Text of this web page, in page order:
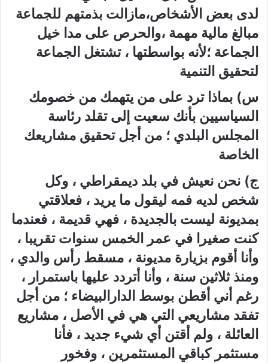
لدى بعض الأشخاص،مازالت بذمتهم للجماعة
مبالغ مالية مهمة ،والحرص على مدا خيل
الجماعة ؛لأنه بواسطتها ، تشتغل الجماعة
لتحقيق التنمية
س) بماذا ترد على من يتهمك من خصومك
السياسيين بأنك سعيت إلى تقلد رئاسة
المجلس البلدي ؛ من أجل تحقيق مشاريعك
الخاصة
ج) نحن نعيش في بلد ديمقراطي ، وكل
شخص لديه فمه ليقول ما يريد ، فعلاقتي
بمديونة ليست بالجديدة ، فهي قديمة ، فعندما
كنت صغيرا في عمر الخمس سنوات تقريبا ،
وأنا أقوم بزيارة مديونة ، مسقط رأس والدي ،
ومنذ ثلاثين سنة ، وأنا أتردد عليها باستمرار ،
رغم أني أقطن بوسط الدارالبيضاء ؛ من أجل
تفقد مشاريعي التي هي في الأصل ، مشاريع
العائلة ، ولم أقتن أي شيء جديد ، فأنا
مستثمر كباقي المستثمرين ، وفخور